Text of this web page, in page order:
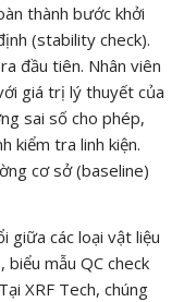
thành bước khởi
(stability check).
đầu tiên. Nhân viên
giá trị lý thuyết của
sai số cho phép,
kiểm tra linh kiện.
cơ sở (baseline)
giữa các loại vật liệu
biểu mẫu QC check
XRF Tech, chúng